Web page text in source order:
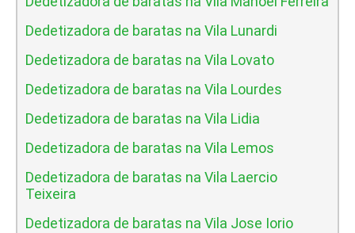
Dedetizadora de baratas na Vila Lunardi
Dedetizadora de baratas na Vila Lovato
Dedetizadora de baratas na Vila Lourdes
Dedetizadora de baratas na Vila Lidia
Dedetizadora de baratas na Vila Lemos
Dedetizadora de baratas na Vila Laercio
Teixeira
Dedetizadora de baratas na Vila Jose Iorio